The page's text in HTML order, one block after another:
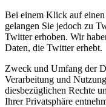
Bei einem Klick auf
gelangen Sie jedoch zu
Twitter erhoben. Wir
Daten, die Twitter erhebt.
Zweck und Umfang der
Verarbeitung und
diesbezüglichen Rechte
Ihrer Privatsphäre